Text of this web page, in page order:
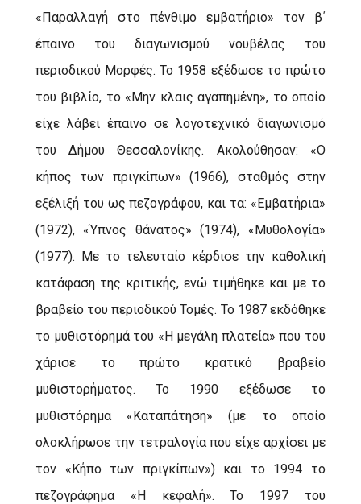
«Παραλλαγή στο πένθιμο εμβατήριο» τον β΄
έπαινο του διαγωνισμού νουβέλας του
περιοδικού Μορφές. Το 1958 εξέδωσε το πρώτο
του βιβλίο, το «Μην κλαις αγαπημένη», το οποίο
είχε λάβει έπαινο σε λογοτεχνικό διαγωνισμό
του Δήμου Θεσσαλονίκης. Ακολούθησαν: «Ο
κήπος των πριγκίπων» (1966), σταθμός στην
εξέλιξή του ως πεζογράφου, και τα: «Εμβατήρια»
(1972), «Ύπνος θάνατος» (1974), «Μυθολογία»
(1977). Με το τελευταίο κέρδισε την καθολική
κατάφαση της κριτικής, ενώ τιμήθηκε και με το
βραβείο του περιοδικού Τομές. Το 1987 εκδόθηκε
το μυθιστόρημά του «Η μεγάλη πλατεία» που του
χάρισε το πρώτο κρατικό βραβείο
μυθιστορήματος. Το 1990 εξέδωσε το
μυθιστόρημα «Καταπάτηση» (με το οποίο
ολοκλήρωσε την τετραλογία που είχε αρχίσει με
τον «Κήπο των πριγκίπων») και το 1994 το
πεζογράφημα «Η κεφαλή». Το 1997 του